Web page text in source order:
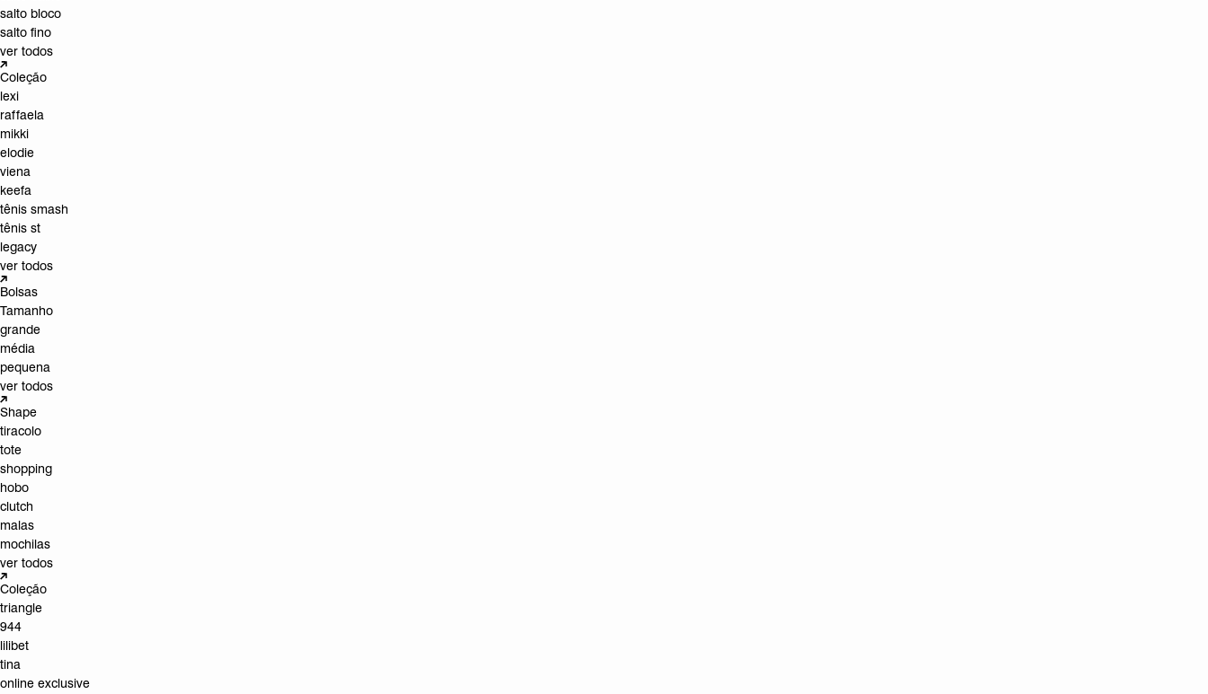
salto bloco
salto fino
ver todos
Coleção
lexi
raffaela
mikki
elodie
viena
keefa
tênis smash
tênis st
legacy
ver todos
Bolsas
Tamanho
grande
média
pequena
ver todos
Shape
tiracolo
tote
shopping
hobo
clutch
malas
mochilas
ver todos
Coleção
triangle
944
lilibet
tina
online exclusive